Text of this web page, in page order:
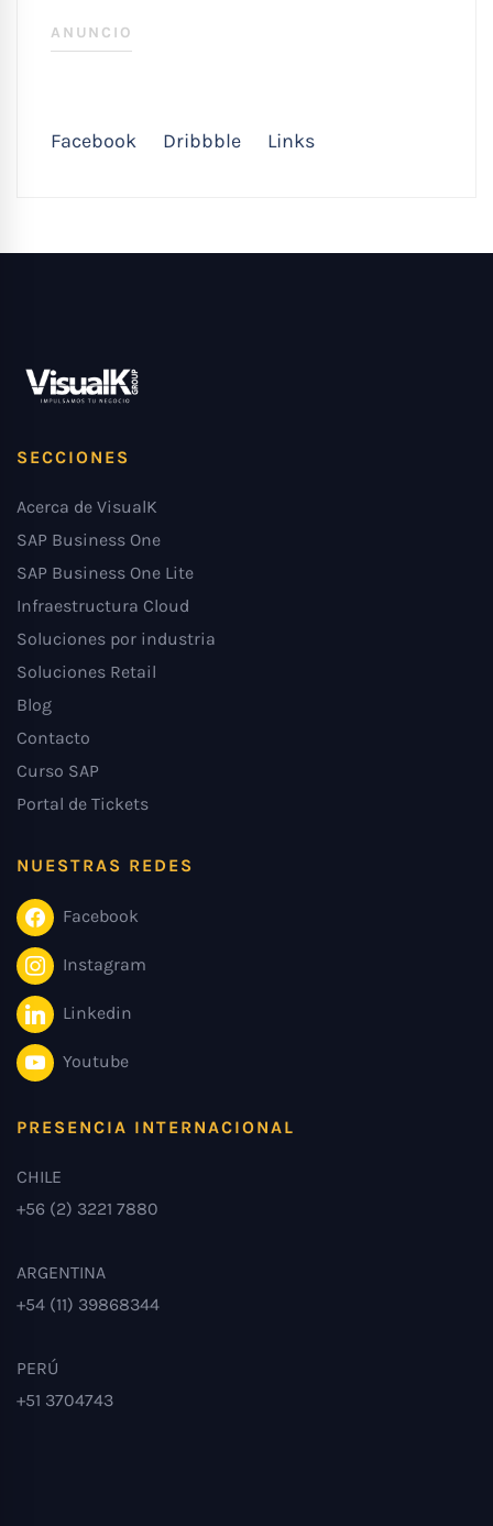
ANUNCIO
Facebook Dribbble Links
SECCIONES
Acerca de VisualK
SAP Business One
SAP Business One Lite
Infraestructura Cloud
Soluciones por industria
Soluciones Retail
Blog
Contacto
Curso SAP
Portal de Tickets
NUESTRAS REDES
Facebook
Instagram
Linkedin
Youtube
PRESENCIA INTERNACIONAL
CHILE
+56 (2) 3221 7880
ARGENTINA
+54 (11) 39868344
PERÚ
+51 3704743